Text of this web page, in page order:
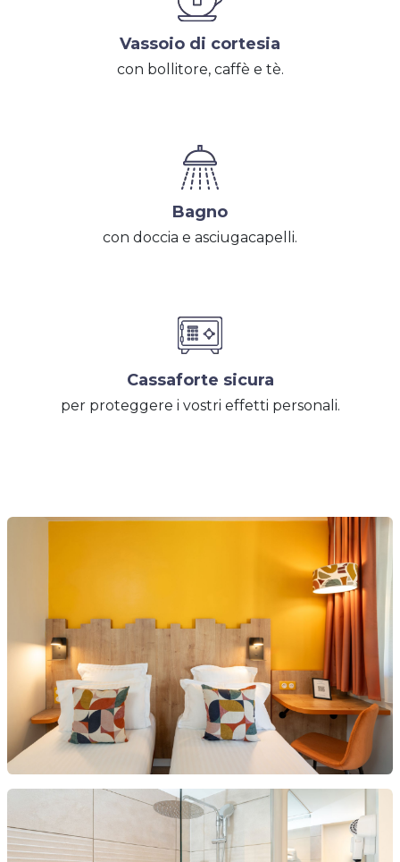
Vassoio di cortesia
con bollitore, caffè e tè.
Bagno
con doccia e asciugacapelli.
Cassaforte sicura
per proteggere i vostri effetti personali.